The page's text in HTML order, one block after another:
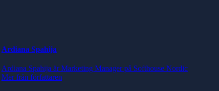
Ardiana Spahija
Ardiana Spahija är Marketing Manager på Softhouse Nordic
Mer från författaren